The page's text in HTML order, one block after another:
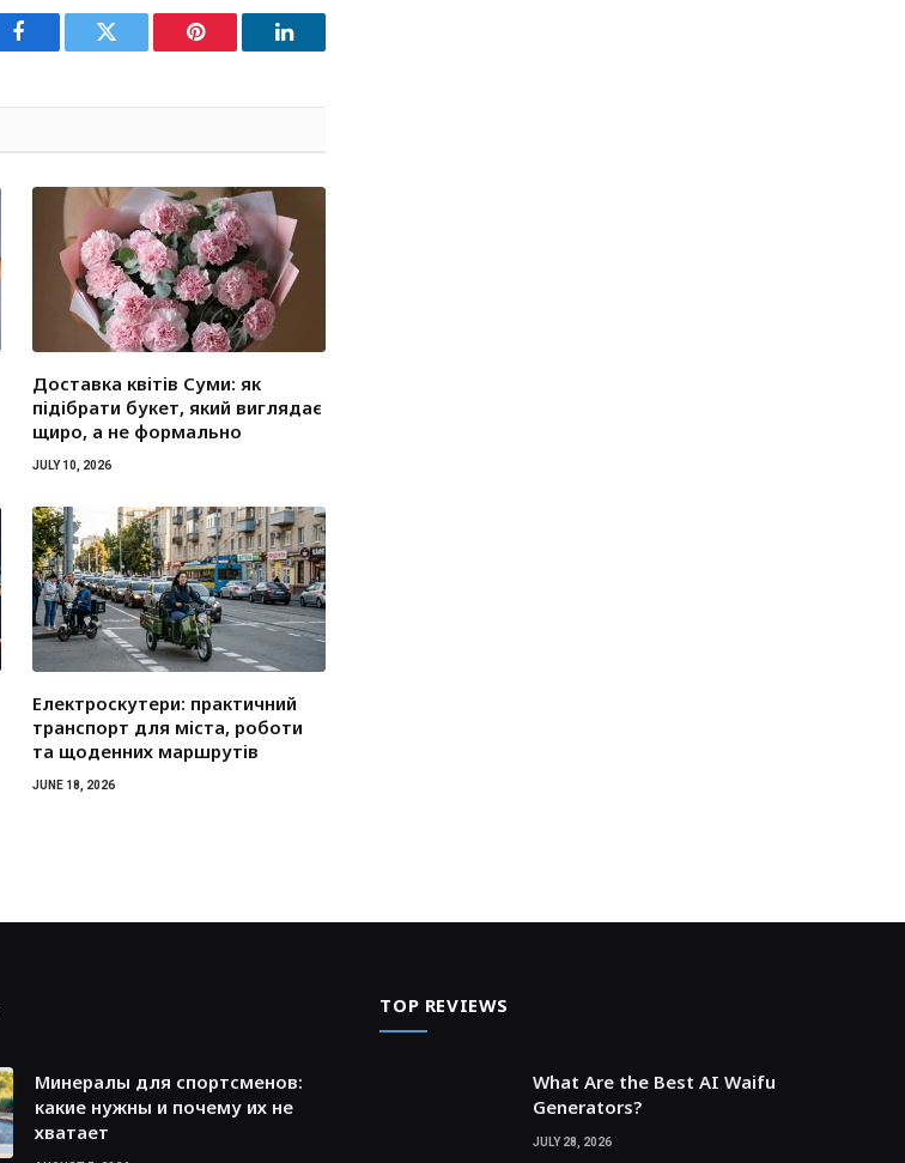
Facebook Twitter Pinterest LinkedIn
Доставка квітів Суми: як
підібрати букет, який виглядає
щиро, а не формально
JULY 10, 2026
Електроскутери: практичний
транспорт для міста, роботи
та щоденних маршрутів
JUNE 18, 2026
Минералы для спортсменов:
какие нужны и почему их не
хватает
TOP REVIEWS
What Are the Best AI Waifu
Generators?
JULY 28, 2026